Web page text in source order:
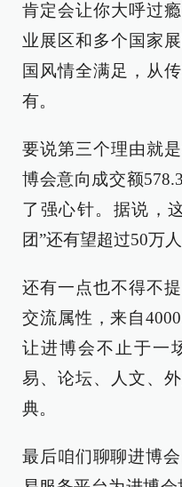
肯定会让你大呼过
业展区和多个国家
国风情全满足，从
有。
要说第三个理由就
博会意向成交额
了强心针。据说，
团”还有望超过50万
还有一点也不得不
交流属性，来自
让进博会不止于一
易、论坛、人文、
典。
最后咱们聊聊进博